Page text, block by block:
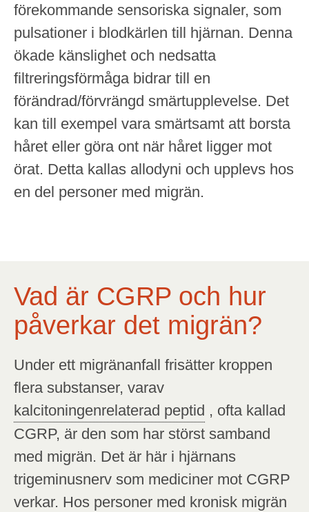
förekommande sensoriska signaler, som
pulsationer i blodkärlen till hjärnan. Denna
ökade känslighet och nedsatta
filtreringsförmåga bidrar till en
förändrad/förvrängd smärtupplevelse. Det
kan till exempel vara smärtsamt att borsta
håret eller göra ont när håret ligger mot
örat. Detta kallas allodyni och upplevs hos
en del personer med migrän.
Vad är CGRP och hur
påverkar det migrän?
Under ett migränanfall frisätter kroppen
flera substanser, varav
kalcitoningenrelaterad peptid , ofta kallad
CGRP, är den som har störst samband
med migrän. Det är här i hjärnans
trigeminusnerv som mediciner mot CGRP
verkar. Hos personer med kronisk migrän